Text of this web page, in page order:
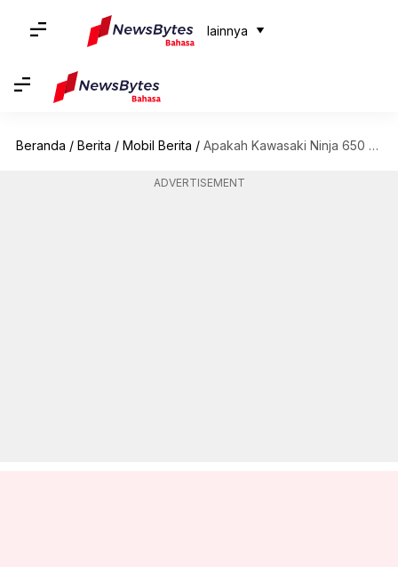
lainnya
Beranda / Berita / Mobil Berita / Apakah Kawasaki Ninja 650 2024 lebih baik dari Honda CBR650R?
ADVERTISEMENT